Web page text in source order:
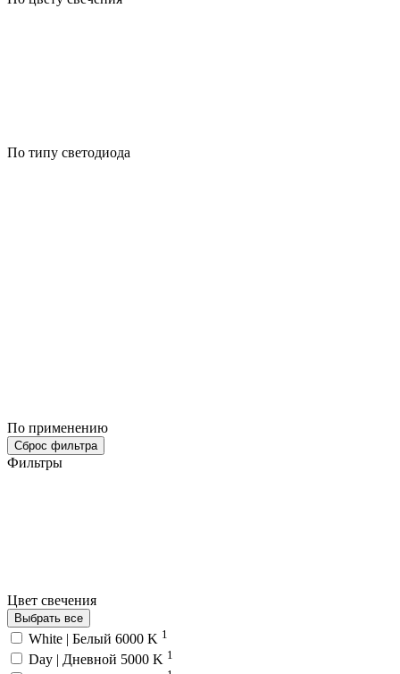
По типу светодиода
По применению
Сброс фильтра
Фильтры
Цвет свечения
Выбрать все
White | Белый 6000 K 1
Day | Дневной 5000 K 1